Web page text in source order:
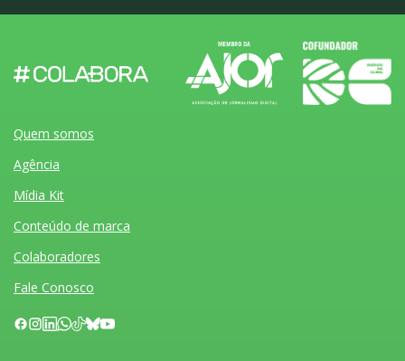
Quem somos
Agência
Mídia Kit
Conteúdo de marca
Colaboradores
Fale Conosco